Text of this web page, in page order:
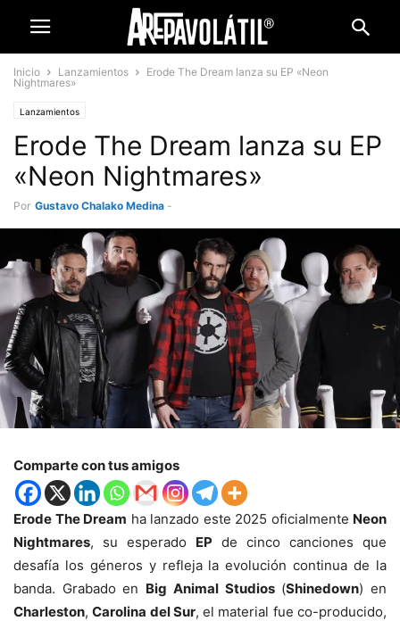
Inicio Lanzamientos
Erode The Dream lanza su EP «Neon
Nightmares»
Lanzamientos
Erode The Dream lanza su EP
«Neon Nightmares»
Por Gustavo Chalako Medina -
Comparte con tus amigos
Erode The Dream ha lanzado este 2025 oficialmente Neon
Nightmares, su esperado EP de cinco canciones que
desafía los géneros y refleja la evolución continua de la
banda. Grabado en Big Animal Studios(Shinedown) en
Charleston,Carolina del Sur, el material fue co-producido,